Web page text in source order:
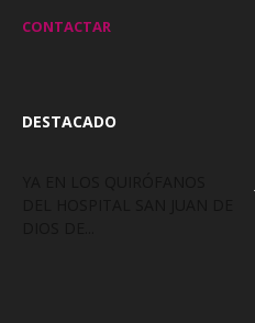
CONTACTAR
DESTACADO